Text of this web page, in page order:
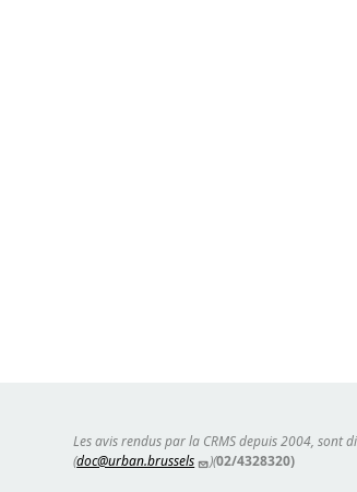
Les avis rendus par la CRMS depuis 2004, sont
(doc@urban.brussels )(02/4328320)